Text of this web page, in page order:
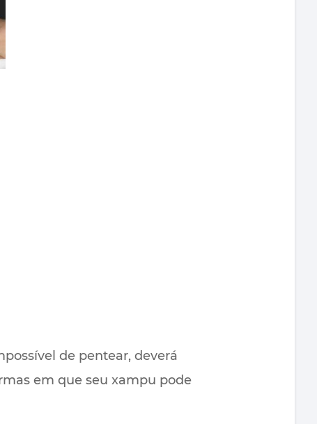
de pentear, deverá
em que seu xampu pode